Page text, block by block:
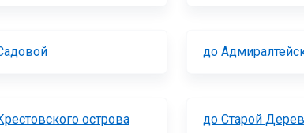
до
острова до Старой